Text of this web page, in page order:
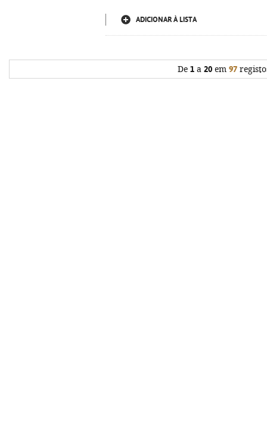
ADICIONAR À LISTA
De 1a 20em 97